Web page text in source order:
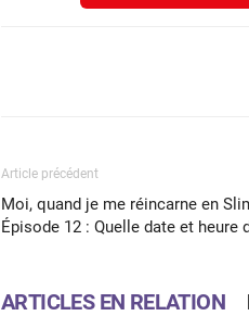
Article précédent
Moi, quand je me réincarne en
Épisode 12 : Quelle date et heure
ARTICLES EN RELATION